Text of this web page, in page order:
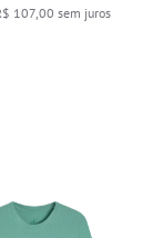
107,00 sem juros